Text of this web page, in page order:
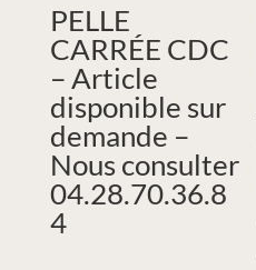
PELLE
CARRÉE CDC
– Article
disponible sur
demande –
Nous consulter
04.28.70.36.8
4